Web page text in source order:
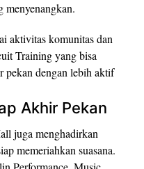
menyenangkan.
aktivitas komunitas dan
Training yang bisa
pekan dengan lebih aktif
Akhir Pekan
juga menghadirkan
memeriahkan suasana.